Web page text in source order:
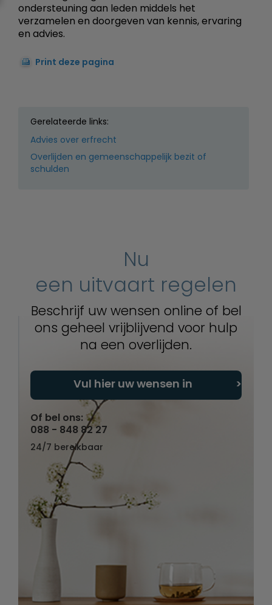
ondersteuning aan leden middels het
verzamelen en doorgeven van kennis, ervaring
en advies.
Print deze pagina
Gerelateerde links:
Advies over erfrecht
Overlijden en gemeenschappelijk bezit of
schulden
Nu
een uitvaart regelen
Beschrijf uw wensen online of bel
ons geheel vrijblijvend voor hulp
na een overlijden.
Vul hier uw wensen in
Of bel ons:
088 - 848 82 27
24/7 bereikbaar